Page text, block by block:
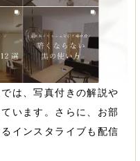
は、写真付きの解説や
います。さらに、お部
インスタライブも配信